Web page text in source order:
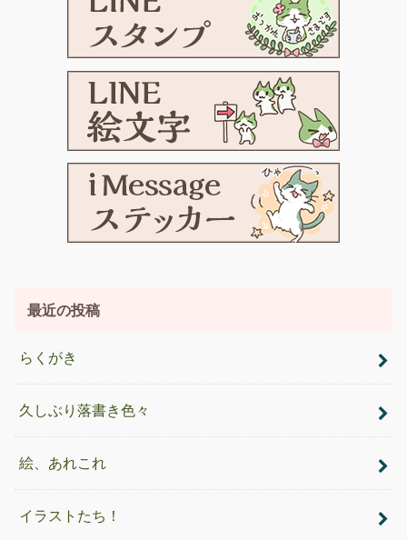
最近の投稿
らくがき
久しぶり落書き色々
絵、あれこれ
イラストたち！